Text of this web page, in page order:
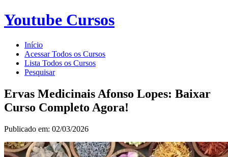
Youtube Cursos
Início
Acessar Todos os Cursos
Lista Todos os Cursos
Pesquisar
Ervas Medicinais Afonso Lopes: Baixar
Curso Completo Agora!
Publicado em: 02/03/2026